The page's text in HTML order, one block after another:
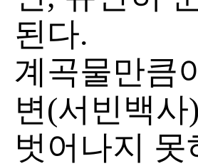
된다.
계곡물만큼
변(서빈백
벗어나지